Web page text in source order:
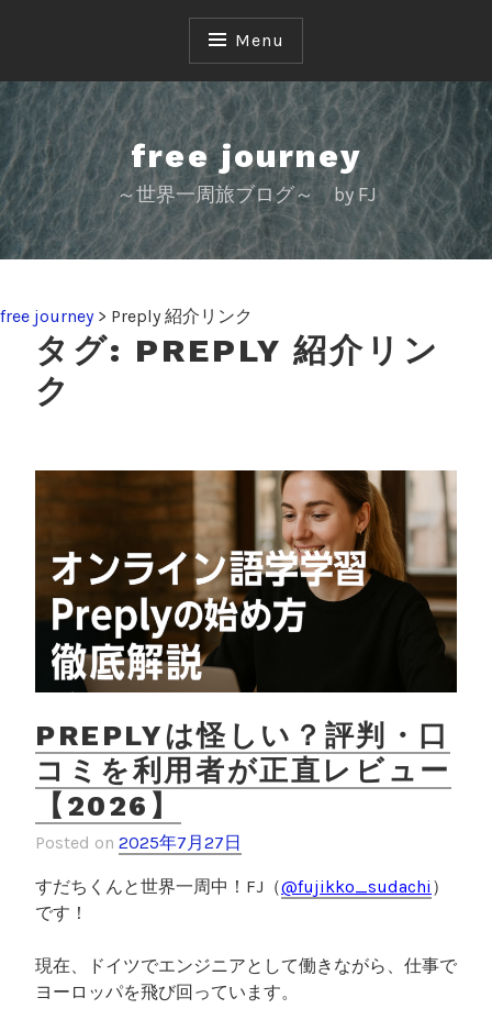
c
o
n
t
Menu
free journey
～世界一周旅ブログ～ by FJ
free journey> Preply 紹介リンク
タグ: PREPLY 紹介リン
ク
PREPLYは怪しい？評判・口
コミを利用者が正直レビュー
【2026】
Posted on 2025年7月27日
すだちくんと世界一周中！ FJ （@fujikko_sudachi ）
です！
現在、ドイツでエンジニアとして働きながら、仕事で
ヨーロッパを飛び回っています。